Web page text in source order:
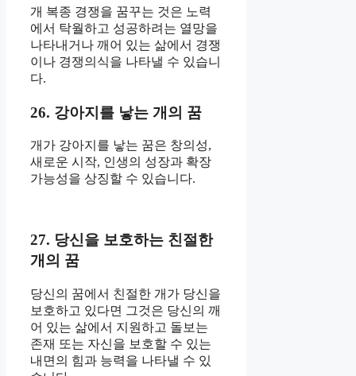
개 복종 경쟁을 꿈꾸는 것은 노력
에서 탁월하고 성공하려는 열망을
나타내거나 깨어 있는 삶에서 경쟁
이나 경쟁의식을 나타낼 수 있습니
다.
26. 강아지를 낳는 개의 꿈
개가 강아지를 낳는 꿈은 창의성,
새로운 시작, 인생의 성장과 확장
가능성을 상징할 수 있습니다.
27. 당신을 보호하는 친절한
개의 꿈
당신의 꿈에서 친절한 개가 당신을
보호하고 있다면 그것은 당신의 깨
어 있는 삶에서 지원하고 돌보는
존재 또는 자신을 보호할 수 있는
내면의 힘과 능력을 나타낼 수 있